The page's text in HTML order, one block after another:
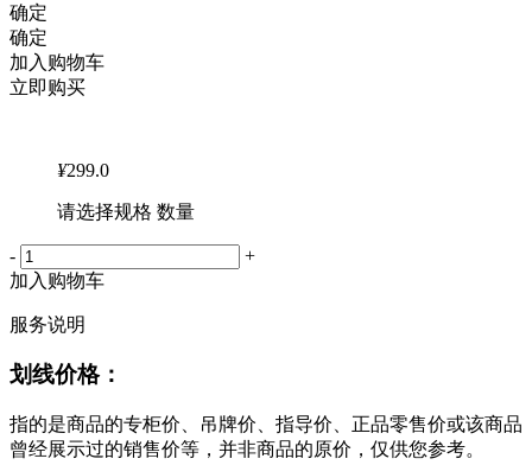
确定
确定
加入购物车
立即购买
¥299.0
请选择规格 数量
-
+
加入购物车
服务说明
划线价格：
指的是商品的专柜价、吊牌价、指导价、正品零售价或该商品
曾经展示过的销售价等，并非商品的原价，仅供您参考。